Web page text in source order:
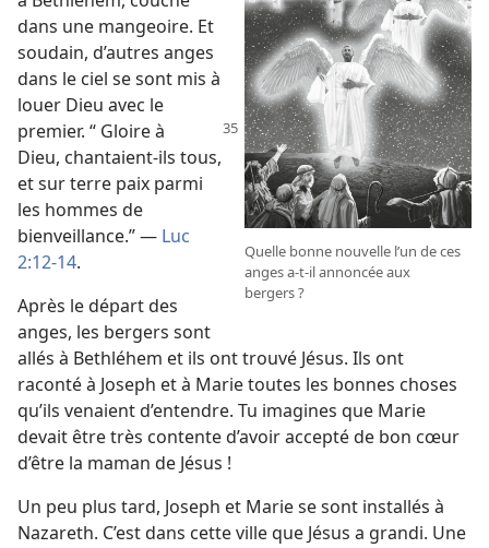
Quelle bonne nouvelle l’un de ces
anges a-​t-​il annoncée aux
bergers ?
dans une mangeoire. Et
soudain, d’autres anges
dans le ciel se sont mis à
louer Dieu avec le
premier. “ Gloireà
Dieu, chantaient-​ils tous,
et sur terre paix parmi
les hommes de
bienveillance.” — Luc
2:12-14.
Après le départ des
anges, les bergers sont
allés à Bethléhem et ils ont trouvé Jésus. Ils ont
raconté à Joseph et à Marie toutes les bonnes choses
qu’ils venaient d’entendre. Tu imagines que Marie
devait être très contente d’avoir accepté de bon cœur
d’être la maman de Jésus !
Un peu plus tard, Joseph et Marie se sont installés à
Nazareth. C’est dans cette ville que Jésus a grandi. Une